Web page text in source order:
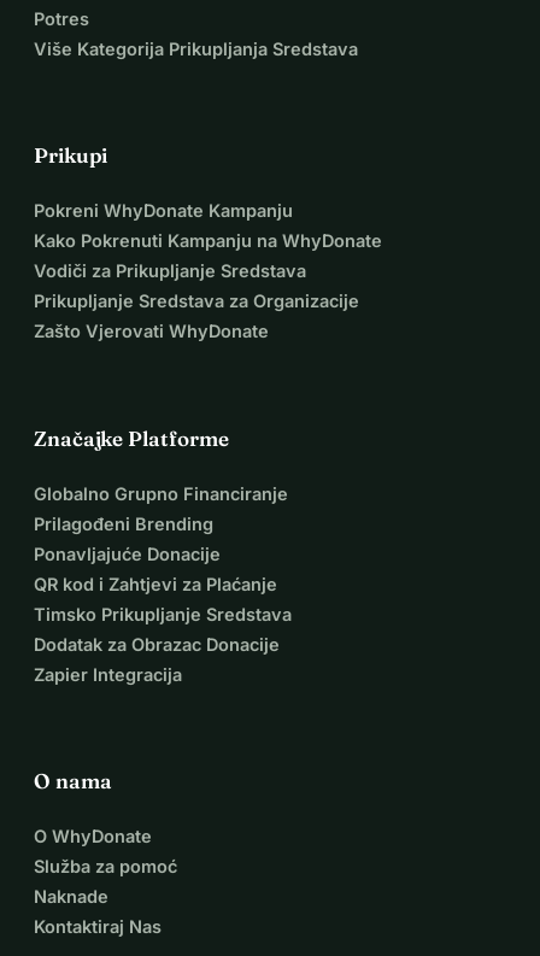
Potres
Više Kategorija Prikupljanja Sredstava
Prikupi
Pokreni WhyDonate Kampanju
Kako Pokrenuti Kampanju na WhyDonate
Vodiči za Prikupljanje Sredstava
Prikupljanje Sredstava za Organizacije
Zašto Vjerovati WhyDonate
Značajke Platforme
Globalno Grupno Financiranje
Prilagođeni Brending
Ponavljajuće Donacije
QR kod i Zahtjevi za Plaćanje
Timsko Prikupljanje Sredstava
Dodatak za Obrazac Donacije
Zapier Integracija
O nama
O WhyDonate
Služba za pomoć
Naknade
Kontaktiraj Nas